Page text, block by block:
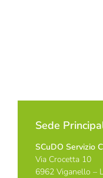
Sede
SCuDO Servizio
Via Crocetta 10
6962 Viganello –